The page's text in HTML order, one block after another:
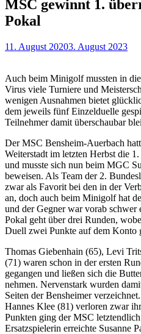
MSC gewinnt 1.
Pokal
11. August 20203. August 2023
Auch beim Minigolf mussten in
Virus viele Turniere und
wenigen Ausnahmen bietet
dem jeweils fünf Einzelduelle
Teilnehmer damit überschaubar
Der MSC Bensheim-Auerbach
Weiterstadt im letzten Herbst die
und musste sich nun beim MGC
beweisen. Als Team der 2.
zwar als Favorit bei den in der
an, doch auch beim Minigolf hat
und der Gegner war vorab schwer
Pokal geht über drei Runden,
Duell zwei Punkte auf dem Konto
Thomas Giebenhain (65), Levi
(71) waren schon in der ersten
gegangen und ließen sich die
nehmen. Nervenstark wurden
Seiten der Bensheimer
Hannes Klee (81) verloren zwar
Punkten ging der MSC
Ersatzspielerin erreichte Susanne